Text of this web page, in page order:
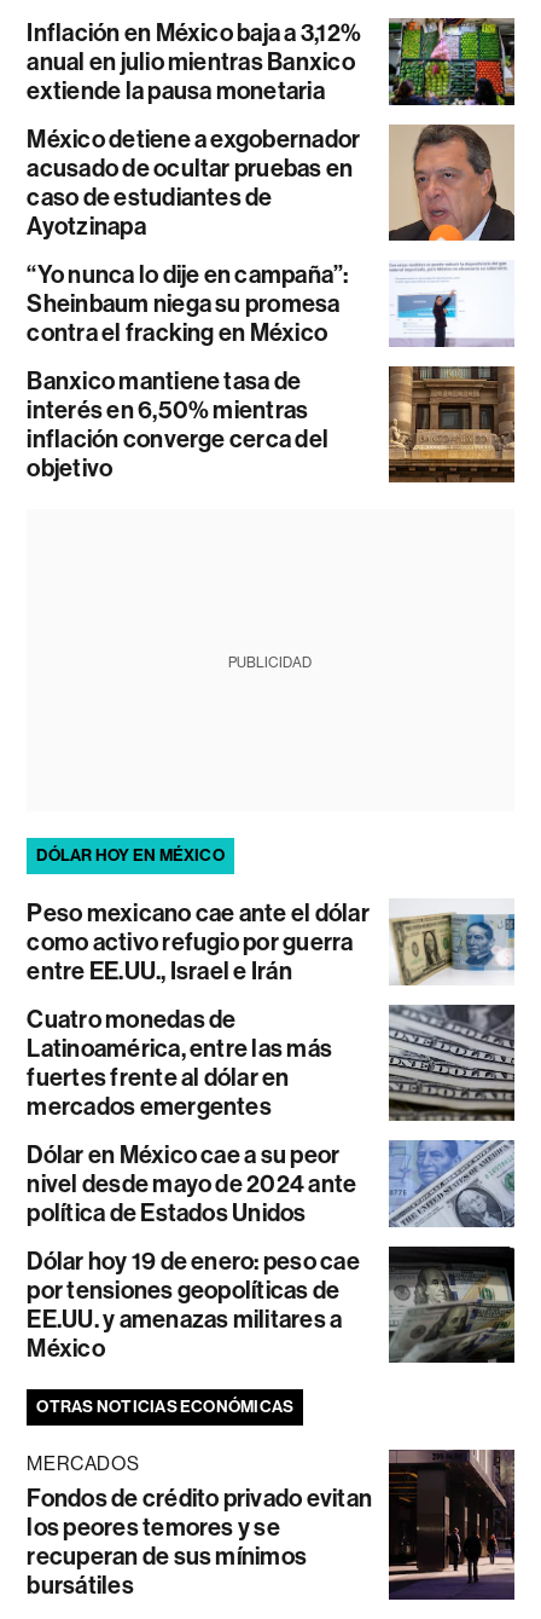
Inflación en México baja a 3,12%
anual en julio mientras Banxico
extiende la pausa monetaria
México detiene a exgobernador
acusado de ocultar pruebas en
caso de estudiantes de
Ayotzinapa
“Yo nunca lo dije en campaña”:
Sheinbaum niega su promesa
contra el fracking en México
Banxico mantiene tasa de
interés en 6,50% mientras
inflación converge cerca del
objetivo
PUBLICIDAD
DÓLAR HOY EN MÉXICO
Peso mexicano cae ante el dólar
como activo refugio por guerra
entre EE.UU., Israel e Irán
Cuatro monedas de
Latinoamérica, entre las más
fuertes frente al dólar en
mercados emergentes
Dólar en México cae a su peor
nivel desde mayo de 2024 ante
política de Estados Unidos
Dólar hoy 19 de enero: peso cae
por tensiones geopolíticas de
EE.UU. y amenazas militares a
México
OTRAS NOTICIAS ECONÓMICAS
MERCADOS
Fondos de crédito privado evitan
los peores temores y se
recuperan de sus mínimos
bursátiles